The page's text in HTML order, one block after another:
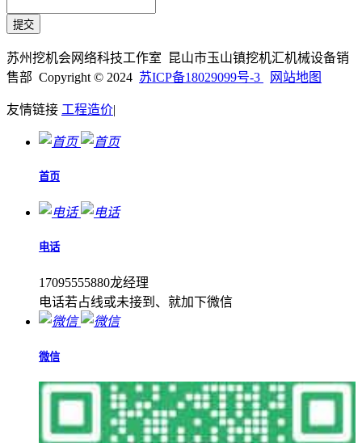
苏州挖机会网络科技工作室 昆山市玉山镇挖机汇机械设备销
售部 Copyright © 2024 苏ICP备18029099号-3 网站地图
友情链接 工程造价|
首页
电话
17095555880龙经理
电话若占线或未接到、就加下微信
微信